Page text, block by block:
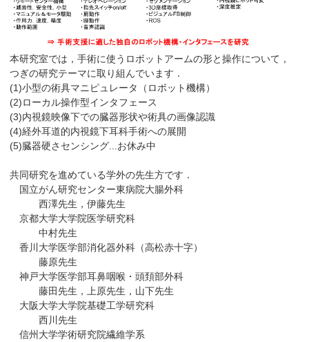
本研究室では，手術に使うロボットアームの形と操作について，
つぎの研究テーマに取り組んでいます．
(1)小型の術具マニピュレータ（ロボット機構）
(2)ローカル操作型インタフェース
(3)内視鏡映像下での臓器形状や術具の画像認識
(4)経外耳道的内視鏡下耳科手術への展開
(5)臓器硬さセンシング...お休み中
共同研究を進めている学外の先生方です．
国立がん研究センター東病院大腸外科
西澤先生，伊藤先生
京都大学大学院医学研究科
中村先生
香川大学医学部消化器外科（高松赤十字）
藤原先生
神戸大学医学部耳鼻咽喉・頭頚部外科
藤田先生，上原先生，山下先生
大阪大学大学院基礎工学研究科
西川先生
信州大学学術研究院繊維学系